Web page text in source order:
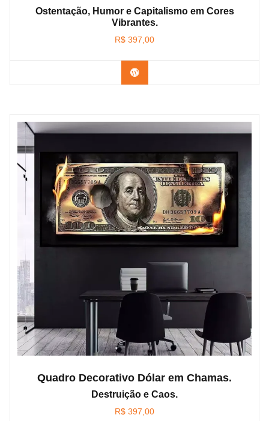
Ostentação, Humor e Capitalismo em Cores
Vibrantes.
R$ 397,00
Confira os modelos
Quadro Decorativo Dólar em Chamas.
Destruição e Caos.
R$ 397,00